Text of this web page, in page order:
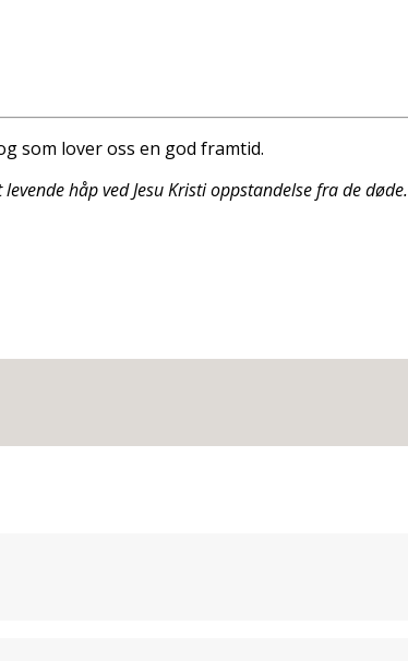
som lover oss en god framtid.
håp ved Jesu Kristi oppstandelse fra de døde.